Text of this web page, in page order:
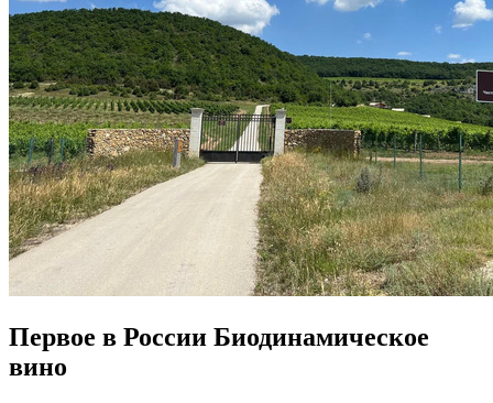
Первое в России Биодинамическое
вино